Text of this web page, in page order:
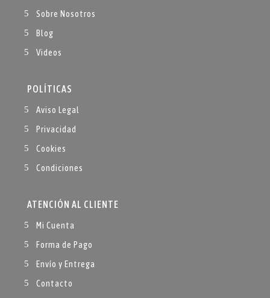
Sobre Nosotros
Blog
Videos
POLÍTICAS
Aviso Legal
Privacidad
Cookies
Condiciones
ATENCIÓN AL CLIENTE
Mi Cuenta
Forma de Pago
Envío y Entrega
Contacto